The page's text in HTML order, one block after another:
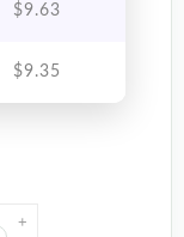
$9.63
$9.35
+